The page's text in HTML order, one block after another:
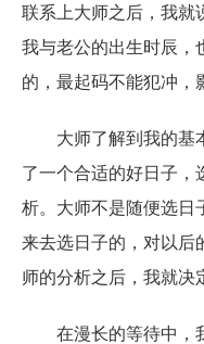
联系上大师之后，我就
我与老公的出生时辰，
的，最起码不能犯冲，
大师了解到我的基本
了一个合适的好日子，
析。大师不是随便选日
来去选日子的，对以后
师的分析之后，我就决
在漫长的等待中，我